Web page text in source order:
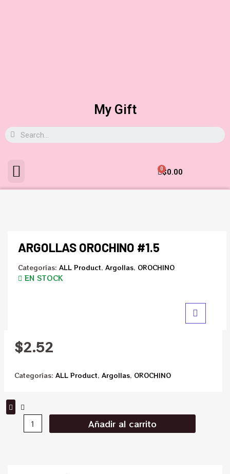
My Gift
$0.00
0
ARGOLLAS OROCHINO #1.5
Categorías: ALL Product, Argollas, OROCHINO
EN STOCK
$2.52
Categorías: ALL Product, Argollas, OROCHINO
Añadir al carrito